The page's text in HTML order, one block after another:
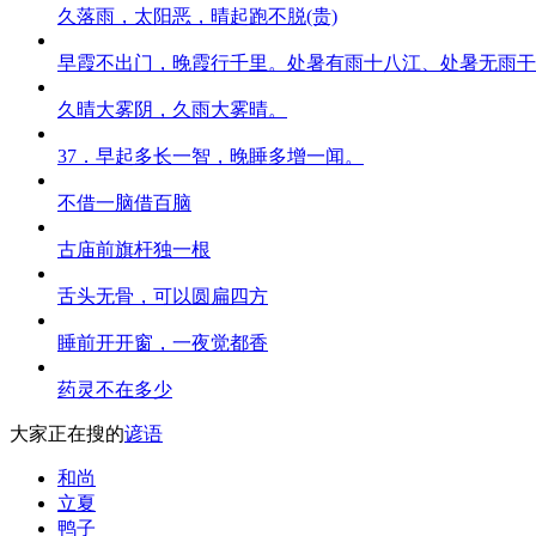
久落雨，太阳恶，晴起跑不脱(贵)
早霞不出门，晚霞行千里。处暑有雨十八江、处暑无雨
久晴大雾阴，久雨大雾晴。
37．早起多长一智，晚睡多增一闻。
不借一脑借百脑
古庙前旗杆独一根
舌头无骨，可以圆扁四方
睡前开开窗，一夜觉都香
药灵不在多少
大家正在搜的谚语
和尚
立夏
鸭子